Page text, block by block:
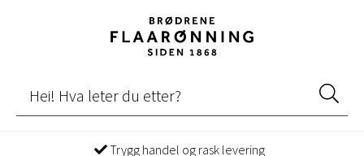
Trygg handel og rask levering